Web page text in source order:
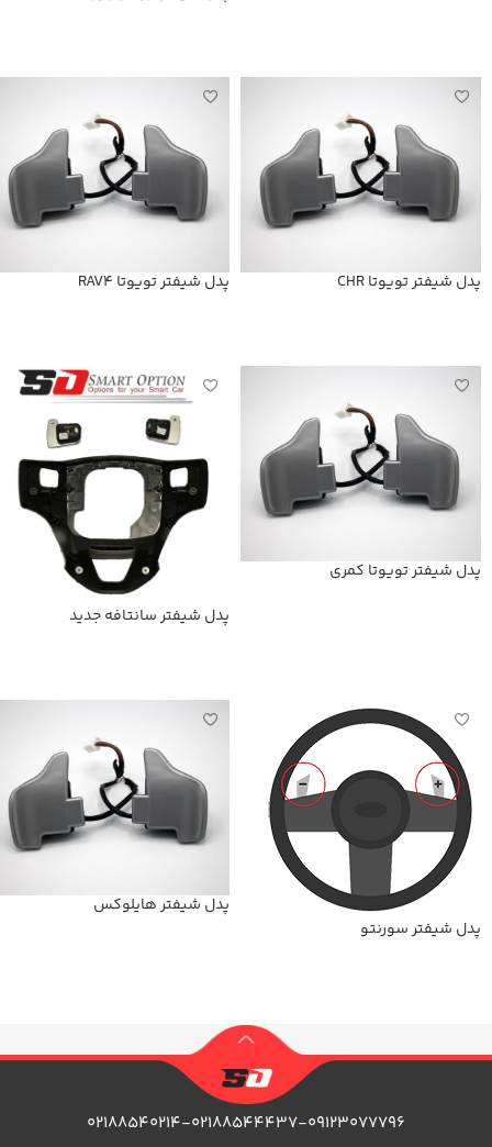
پدل شیفتر تویوتا CHR پدل شیفتر تویوتا RAV4
پدل شیفتر تویوتا کمری
پدل شیفتر سانتافه جدید
پدل شیفتر سورنتو
پدل شیفتر هایلوکس
۰۲۱۸۸۵۴۰۲۱۴-۰۲۱۸۸۵۴۴۴۳۷-۰۹۱۲۳۰۷۷۷۹۶